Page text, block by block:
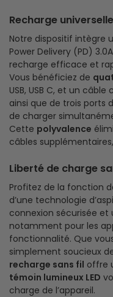
Recharge
Notre dispositif intègre
Power Delivery (PD)
recharge efficace et
Vous bénéficiez de
USB, USB C, et un
ainsi que de trois ports
de charger
Cette polyvalence
câbles
Liberté de charge
Profitez de la fonction
d’une technologie
connexion sécurisée
notamment pour les
fonctionnalité. Que
simplement soucieux
recharge sans fil offre
témoin lumineux LED
charge de l’appareil.